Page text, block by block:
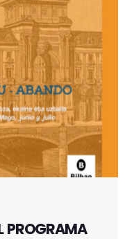
PROGRAMA